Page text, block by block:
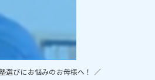
選びにお悩みのお母様へ！ ／